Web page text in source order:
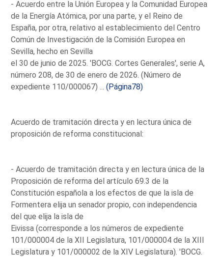
- Acuerdo entre la Unión Europea y la Comunidad Europea
de la Energía Atómica, por una parte, y el Reino de
España, por otra, relativo al establecimiento del Centro
Común de Investigación de la Comisión Europea en
Sevilla, hecho en Sevilla
el 30 de junio de 2025. 'BOCG. Cortes Generales', serie A,
número 208, de 30 de enero de 2026. (Número de
expediente 110/000067) ...(Página78)
Acuerdo de tramitación directa y en lectura única de
proposición de reforma constitucional:
- Acuerdo de tramitación directa y en lectura única de la
Proposición de reforma del artículo 69.3 de la
Constitución española a los efectos de que la isla de
Formentera elija un senador propio, con independencia
del que elija la isla de
Eivissa (corresponde a los números de expediente
101/000004 de la XII Legislatura, 101/000004 de la XIII
Legislatura y 101/000002 de la XIV Legislatura). 'BOCG.